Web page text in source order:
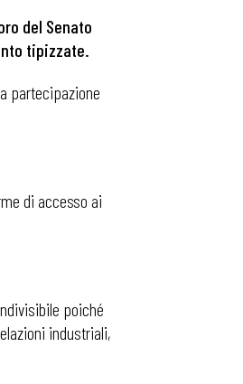
del Senato
tipizzate.
partecipazione
di accesso ai
poiché
industriali,